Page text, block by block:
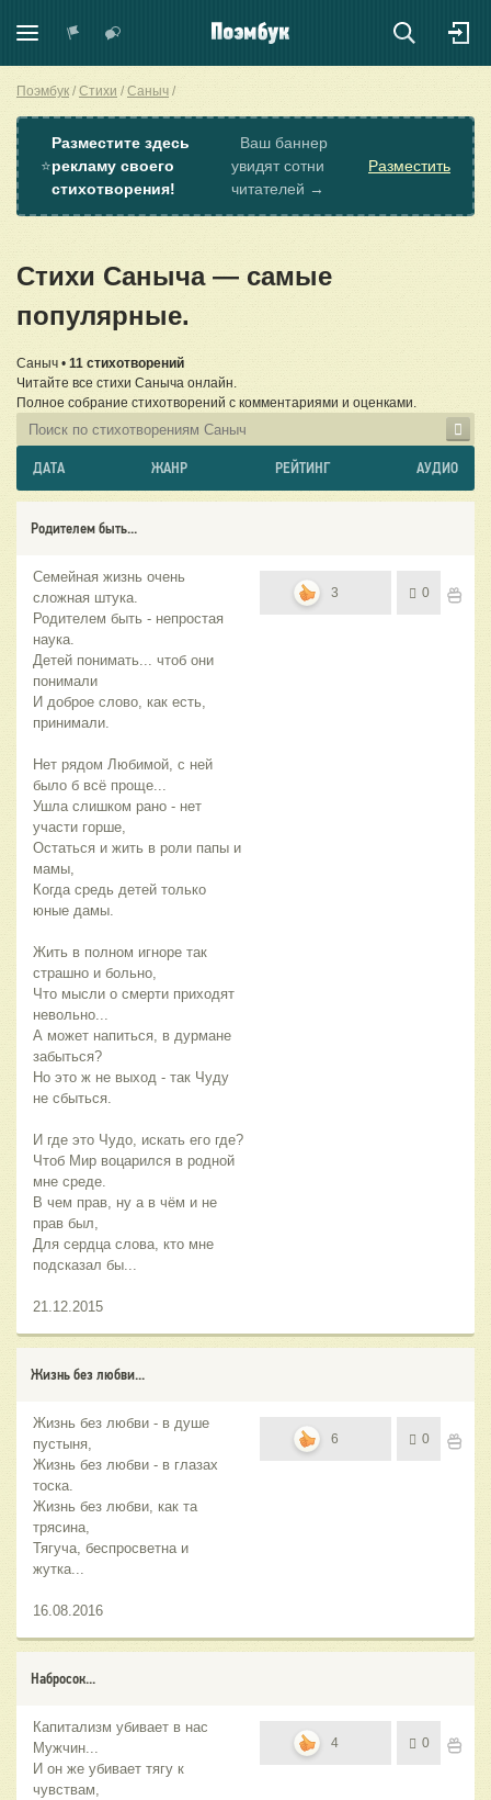
Поэмбук Стихи Саныч
⭐
Разместите здесь
рекламу своего
стихотворения!
Ваш баннер
увидят сотни
читателей →
Разместить
Стихи Саныча — самые
популярные.
Саныч • 11 стихотворений
Читайте все стихи Саныча онлайн.
Полное собрание стихотворений с комментариями и оценками.
ДАТА ЖАНР РЕЙТИНГ АУДИО
Родителем быть...
Семейная жизнь очень
сложная штука.
Родителем быть - непростая
наука.
Детей понимать... чтоб они
понимали
И доброе слово, как есть,
принимали.
Нет рядом Любимой, с ней
было б всё проще...
Ушла слишком рано - нет
участи горше,
Остаться и жить в роли папы и
мамы,
Когда средь детей только
юные дамы.
Жить в полном игноре так
страшно и больно,
Что мысли о смерти приходят
невольно...
А может напиться, в дурмане
забыться?
Но это ж не выход - так Чуду
не сбыться.
И где это Чудо, искать его где?
Чтоб Мир воцарился в родной
мне среде.
В чем прав, ну а в чём и не
прав был,
Для сердца слова, кто мне
подсказал бы...
21.12.2015
3 0
Жизнь без любви...
Жизнь без любви - в душе
пустыня,
Жизнь без любви - в глазах
тоска.
Жизнь без любви, как та
трясина,
Тягуча, беспросветна и
жутка...
16.08.2016
6 0
Набросок...
Капитализм убивает в нас
Мужчин...
И он же убивает тягу к
чувствам,
4 0